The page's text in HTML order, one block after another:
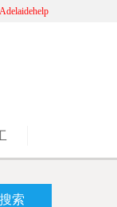
Adelaidehelp
搜索